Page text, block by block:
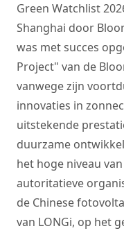
Green Watchlist
Shanghai door
was met succes
Project" van de
vanwege zijn
innovaties in
uitstekende
duurzame
het hoge niveau
autoritatieve
de Chinese
van LONGi, op het